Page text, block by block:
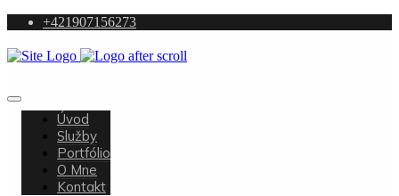
+421907156273
Úvod
Služby
Portfólio
O Mne
Kontakt